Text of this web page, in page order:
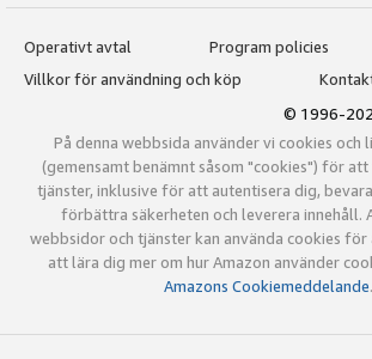
Operativt avtal
Program policies
Villkor för användning och köp
© 1996-
På denna webbsida använder vi cookies och
(gemensamt benämnt såsom "cookies") för
tjänster, inklusive för att autentisera dig,
förbättra säkerheten och leverera innehåll.
webbsidor och tjänster kan använda cookies för
att lära dig mer om hur Amazon använder
Amazons Cookiemeddelande.